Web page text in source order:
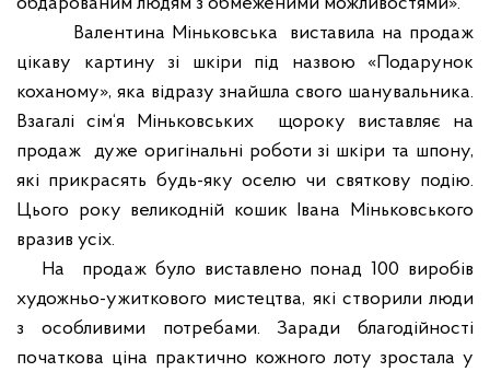
Валентина Міньковська
виставила на продаж
цікаву картину зі шкіри під назвою «Подарунок
коханому», яка відразу знайшла свого шанувальника.
Взагалі сім‘я Міньковських
щороку виставляє на
продаж
дуже оригінальні роботи зі шкіри та шпону,
які прикрасять будь-яку оселю чи святкову подію.
Цього року великодній кошик Івана Міньковського
вразив усіх.
На
продаж було виставлено понад 100 виробів
художньо-ужиткового мистецтва, які створили люди
з особливими потребами. Заради благодійності
початкова ціна практично кожного лоту зростала у